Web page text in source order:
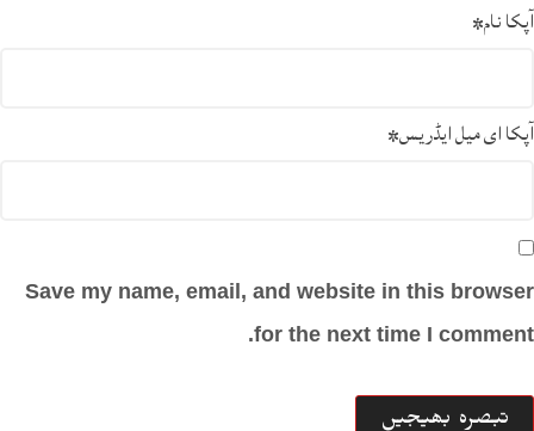
آپکا نام*
آپکا ای میل ایڈریس*
Save my name, email, and website in this browser
for the next time I comment.